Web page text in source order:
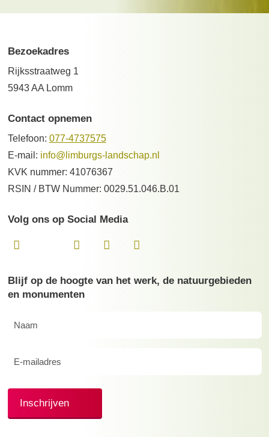
Bezoekadres
Rijksstraatweg 1
5943 AA Lomm
Contact opnemen
Telefoon: 077-4737575
E-mail: info@limburgs-landschap.nl
KVK nummer: 41076367
RSIN / BTW Nummer: 0029.51.046.B.01
Volg ons op Social Media
Blijf op de hoogte van het werk, de natuurgebieden
en monumenten
(Vereist)
Inschrijven